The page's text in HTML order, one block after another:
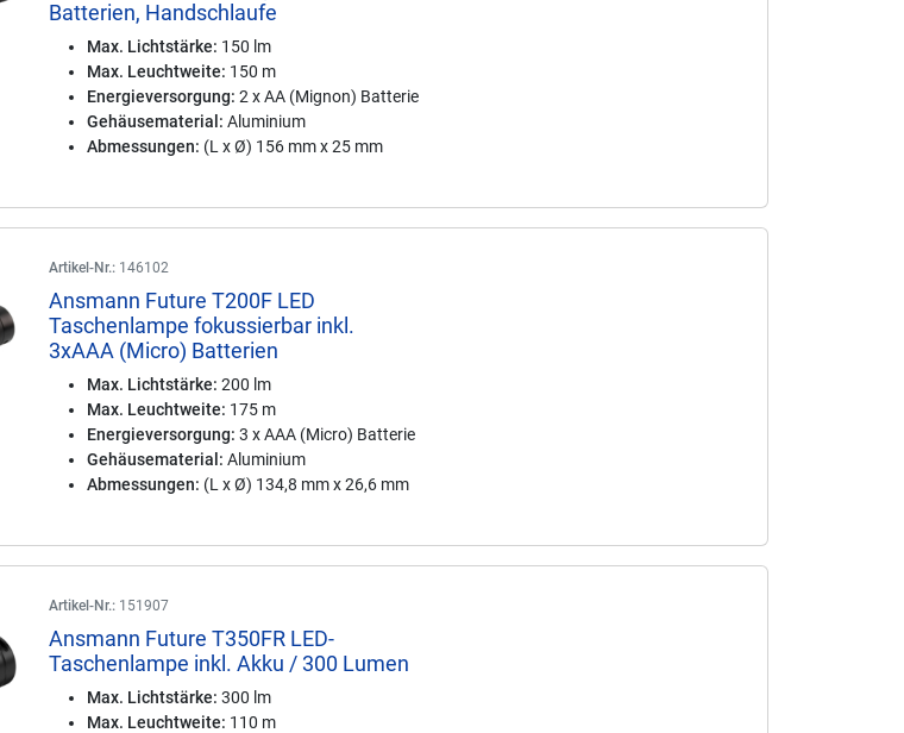
Batterien, Handschlaufe
Max. Lichtstärke: 150 lm
Max. Leuchtweite: 150 m
Energieversorgung: 2 x AA (Mignon) Batterie
Gehäusematerial: Aluminium
Abmessungen: (L x Ø) 156 mm x 25 mm
Artikel-Nr.: 146102
Ansmann Future T200F LED
Taschenlampe fokussierbar inkl.
3xAAA (Micro) Batterien
Max. Lichtstärke: 200 lm
Max. Leuchtweite: 175 m
Energieversorgung: 3 x AAA (Micro) Batterie
Gehäusematerial: Aluminium
Abmessungen: (L x Ø) 134,8 mm x 26,6 mm
Artikel-Nr.: 151907
Ansmann Future T350FR LED-
Taschenlampe inkl. Akku / 300 Lumen
Max. Lichtstärke: 300 lm
Max. Leuchtweite: 110 m